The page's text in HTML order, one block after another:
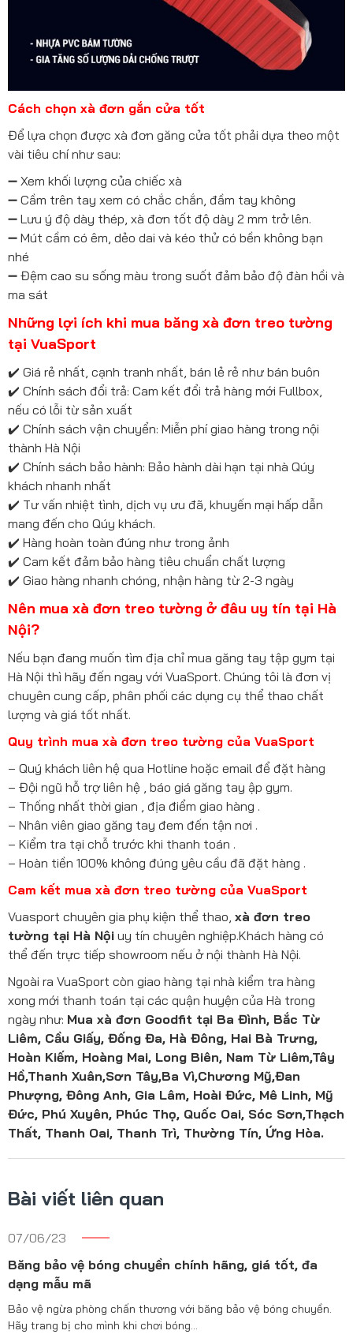
Cách chọn xà đơn gắn cửa tốt
Để lựa chọn được xà đơn găng cửa tốt phải dựa theo một
vài tiêu chí như sau:
➖ Xem khối lượng của chiếc xà
➖ Cầm trên tay xem có chắc chắn, đầm tay không
➖ Lưu ý độ dày thép, xà đơn tốt độ dày 2 mm trở lên.
➖ Mút cầm có êm, dẻo dai và kéo thử có bền không bạn
nhé
➖ Đệm cao su sống màu trong suốt đảm bảo độ đàn hồi và
ma sát
Những lợi ích khi mua băng xà đơn treo tường
tại VuaSport
✔️ Giá rẻ nhất, cạnh tranh nhất, bán lẻ rẻ như bán buôn
✔️ Chính sách đổi trả: Cam kết đổi trả hàng mới Fullbox,
nếu có lỗi từ sản xuất
✔️ Chính sách vận chuyển: Miễn phí giao hàng trong nội
thành Hà Nội
✔️ Chính sách bảo hành: Bảo hành dài hạn tại nhà Qúy
khách nhanh nhất
✔️ Tư vấn nhiệt tình, dịch vụ ưu đã, khuyến mại hấp dẫn
mang đến cho Qúy khách.
✔️ Hàng hoàn toàn đúng như trong ảnh
✔️ Cam kết đảm bảo hàng tiêu chuẩn chất lượng
✔️ Giao hàng nhanh chóng, nhận hàng từ 2-3 ngày
Nên mua xà đơn treo tường ở đâu uy tín tại Hà
Nội?
Nếu bạn đang muốn tìm địa chỉ mua găng tay tập gym tại
Hà Nội thì hãy đến ngay với VuaSport. Chúng tôi là đơn vị
chuyên cung cấp, phân phối các dụng cụ thể thao chất
lượng và giá tốt nhất.
Quy trình mua xà đơn treo tường của VuaSport
– Quý khách liên hệ qua Hotline hoặc email để đặt hàng
– Đội ngũ hỗ trợ liên hệ , báo giá găng tay ập gym.
– Thống nhất thời gian , địa điểm giao hàng .
– Nhân viên giao găng tay đem đến tận nơi .
– Kiểm tra tại chỗ trước khi thanh toán .
– Hoàn tiền 100% không đúng yêu cầu đã đặt hàng .
Cam kết mua xà đơn treo tường của VuaSport
Vuasport chuyên gia phụ kiện thể thao, xà đơn treo
tường tại Hà Nội uy tín chuyên nghiệp.Khách hàng có
thể đến trực tiếp showroom nếu ở nội thành Hà Nội.
Ngoài ra VuaSport còn giao hàng tại nhà kiểm tra hàng
xong mới thanh toán tại các quận huyện của Hà trong
ngày như: Mua xà đơn Goodfit tại Ba Đình, Bắc Từ
Liêm, Cầu Giấy, Đống Đa, Hà Đông, Hai Bà Trưng,
Hoàn Kiếm, Hoàng Mai, Long Biên, Nam Từ Liêm,Tây
Hồ,Thanh Xuân,Sơn Tây,Ba Vì,Chương Mỹ,Đan
Phượng, Đông Anh, Gia Lâm, Hoài Đức, Mê Linh, Mỹ
Đức, Phú Xuyên, Phúc Thọ, Quốc Oai, Sóc Sơn,Thạch
Thất, Thanh Oai, Thanh Trì, Thường Tín, Ứng Hòa.
Bài viết liên quan
07/06/23
Băng bảo vệ bóng chuyền chính hãng, giá tốt, đa
dạng mẫu mã
Bảo vệ ngừa phòng chấn thương với băng bảo vệ bóng chuyền.
Hãy trang bị cho mình khi chơi bóng…